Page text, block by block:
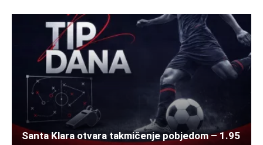
Santa Klara otvara takmičenje pobjedom – 1.95